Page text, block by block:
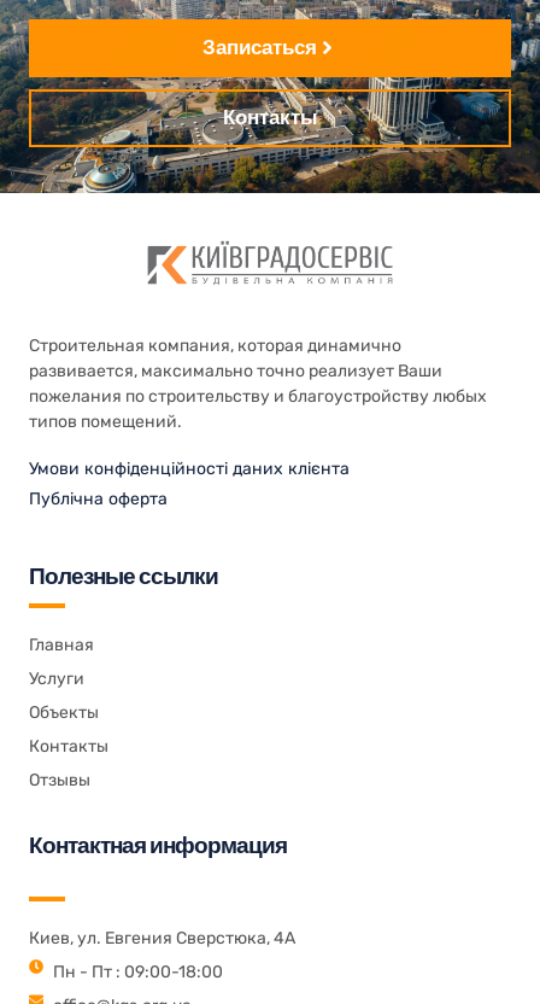
Записаться
Контакты
Строительная компания, которая динамично
развивается, максимально точно реализует Ваши
пожелания по строительству и благоустройству любых
типов помещений.
Умови конфіденційності даних клієнта
Публічна оферта
Полезные ссылки
Главная
Услуги
Объекты
Контакты
Отзывы
Контактная информация
Киев, ул. Евгения Сверстюка, 4А
Пн - Пт : 09:00-18:00